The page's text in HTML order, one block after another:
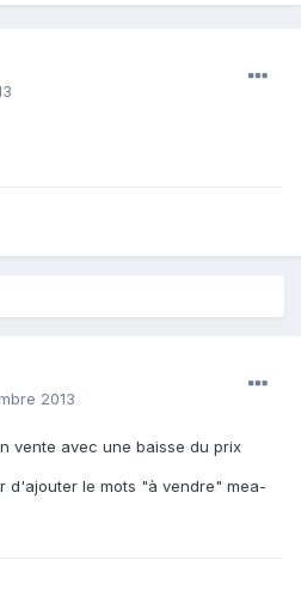
2013
vente avec une baisse du prix
d'ajouter le mots "à vendre" mea-